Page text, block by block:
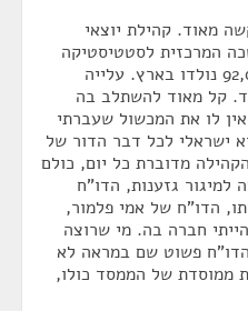
מאוד. קהילת יוצאי
המרכזית לסטטיסטיקה
168,000, לא הרבה, מתוכם 92,000 נולדו בארץ. עלייה
קל מאוד להשתלב בה
לו את המכשול שעברתי
ישראלי לכל דבר הדור של
מדוברת כל יום, כולם
למיגור גזענות, הדו"ח
הדו"ח של אמי פלמור,
חברה בה. מי שרוצה
פשוט שם במראה לא
ממוסדת של הממסד כולו,